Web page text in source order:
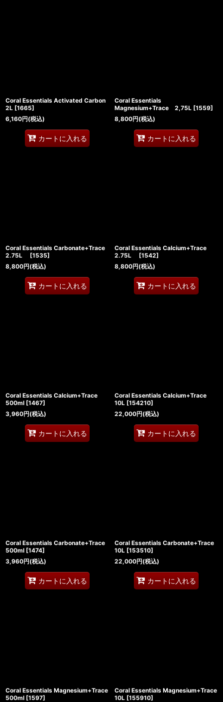
Coral Essentials Activated Carbon
2L [1665]
6,160円(税込)
カートに入れる
Coral Essentials
Magnesium+Trace 2,75L [1559]
8,800円(税込)
カートに入れる
Coral Essentials Carbonate+Trace
2.75L
[1535]
8,800円(税込)
カートに入れる
Coral Essentials Calcium+Trace
2.75L
[1542]
8,800円(税込)
カートに入れる
Coral Essentials Calcium+Trace
500ml [1467]
3,960円(税込)
カートに入れる
Coral Essentials Calcium+Trace
10L [154210]
22,000円(税込)
カートに入れる
Coral Essentials Carbonate+Trace
500ml [1474]
3,960円(税込)
カートに入れる
Coral Essentials Carbonate+Trace
10L [153510]
22,000円(税込)
カートに入れる
Coral Essentials Magnesium+Trace
500ml [1597]
Coral Essentials Magnesium+Trace
10L [155910]